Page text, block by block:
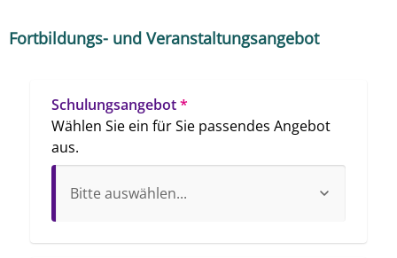
Fortbildungs- und Veranstaltungsangebot